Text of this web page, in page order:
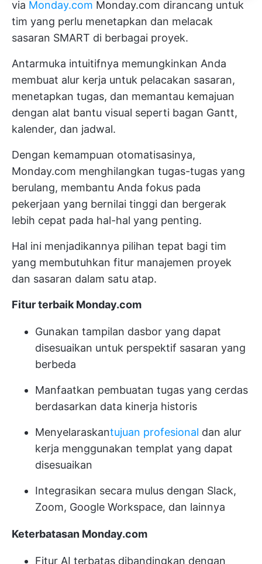
via Monday.com Monday.com dirancang untuk
tim yang perlu menetapkan dan melacak
sasaran SMART di berbagai proyek.
Antarmuka intuitifnya memungkinkan Anda
membuat alur kerja untuk pelacakan sasaran,
menetapkan tugas, dan memantau kemajuan
dengan alat bantu visual seperti bagan Gantt,
kalender, dan jadwal.
Dengan kemampuan otomatisasinya,
Monday.com menghilangkan tugas-tugas yang
berulang, membantu Anda fokus pada
pekerjaan yang bernilai tinggi dan bergerak
lebih cepat pada hal-hal yang penting.
Hal ini menjadikannya pilihan tepat bagi tim
yang membutuhkan fitur manajemen proyek
dan sasaran dalam satu atap.
Fitur terbaik Monday.com
Gunakan tampilan dasbor yang dapat
disesuaikan untuk perspektif sasaran yang
berbeda
Manfaatkan pembuatan tugas yang cerdas
berdasarkan data kinerja historis
Menyelaraskantujuan profesional dan alur
kerja menggunakan templat yang dapat
disesuaikan
Integrasikan secara mulus dengan Slack,
Zoom, Google Workspace, dan lainnya
Keterbatasan Monday.com
Fitur AI terbatas dibandingkan dengan